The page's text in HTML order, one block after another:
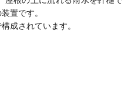
置です。
成されています。